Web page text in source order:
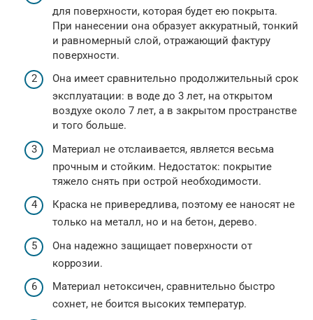
для поверхности, которая будет ею покрыта.
При нанесении она образует аккуратный, тонкий
и равномерный слой, отражающий фактуру
поверхности.
Она имеет сравнительно продолжительный срок
эксплуатации: в воде до 3 лет, на открытом
воздухе около 7 лет, а в закрытом пространстве
и того больше.
Материал не отслаивается, является весьма
прочным и стойким. Недостаток: покрытие
тяжело снять при острой необходимости.
Краска не привередлива, поэтому ее наносят не
только на металл, но и на бетон, дерево.
Она надежно защищает поверхности от
коррозии.
Материал нетоксичен, сравнительно быстро
сохнет, не боится высоких температур.